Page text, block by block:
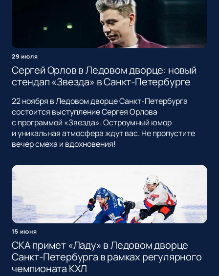
29 июля
Сергей Орлов в Ледовом дворце: новый
стендап «Звезда» в Санкт-Петербурге
22 ноября в Ледовом дворце Санкт-Петербурга
состоится выступление Сергея Орлова
с программой «Звезда». Остроумный юмор
и уникальная атмосфера ждут вас. Не пропустите
вечер смеха и вдохновения!
15 июня
СКА примет «Ладу» в Ледовом дворце
Санкт-Петербурга в рамках регулярного
чемпионата КХЛ